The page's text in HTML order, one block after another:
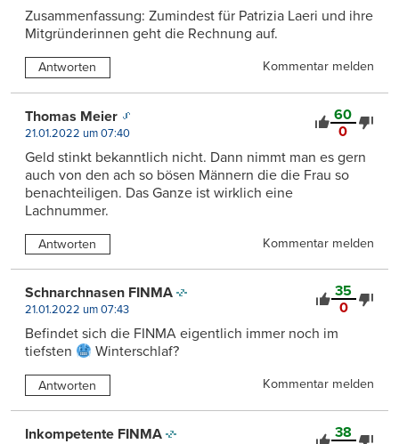
Zusammenfassung: Zumindest für Patrizia Laeri und ihre
Mitgründerinnen geht die Rechnung auf.
Antworten Kommentar melden
60
0
Thomas Meier
21.01.2022 um 07:40
Geld stinkt bekanntlich nicht. Dann nimmt man es gern
auch von den ach so bösen Männern die die Frau so
benachteiligen. Das Ganze ist wirklich eine
Lachnummer.
Antworten Kommentar melden
35
0
Schnarchnasen FINMA
21.01.2022 um 07:43
Befindet sich die FINMA eigentlich immer noch im
tiefsten
Winterschlaf?
Antworten Kommentar melden
38
Inkompetente FINMA